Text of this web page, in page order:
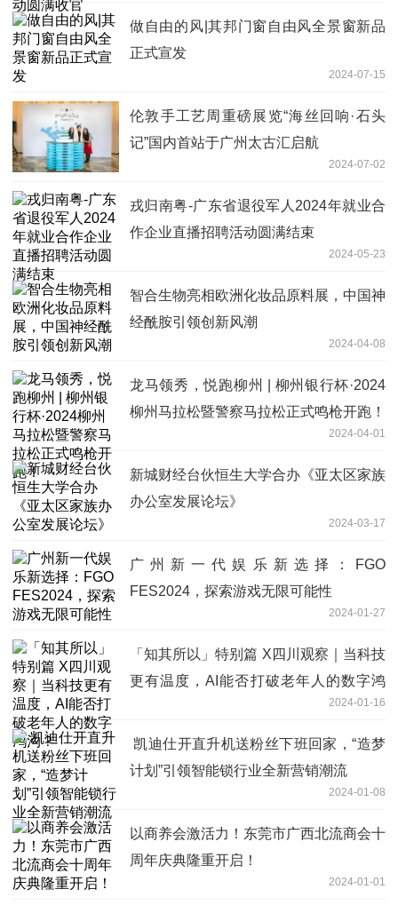
做自由的风|其邦门窗自由风全景窗新品
正式宣发
2024-07-15
伦敦手工艺周重磅展览“海丝回响·石头
记”国内首站于广州太古汇启航
2024-07-02
戎归南粤-广东省退役军人2024年就业合
作企业直播招聘活动圆满结束
2024-05-23
智合生物亮相欧洲化妆品原料展，中国神
经酰胺引领创新风潮
2024-04-08
龙马领秀，悦跑柳州 | 柳州银行杯·2024
柳州马拉松暨警察马拉松正式鸣枪开跑！
2024-04-01
新城财经台伙恒生大学合办《亚太区家族
办公室发展论坛》
2024-03-17
广州新一代娱乐新选择：FGO
FES2024，探索游戏无限可能性
2024-01-27
「知其所以」特别篇 X四川观察｜当科技
更有温度，AI能否打破老年人的数字鸿
2024-01-16
​ 凯迪仕开直升机送粉丝下班回家，“造梦
计划”引领智能锁行业全新营销潮流
2024-01-08
以商养会激活力！东莞市广西北流商会十
周年庆典隆重开启！
2024-01-01